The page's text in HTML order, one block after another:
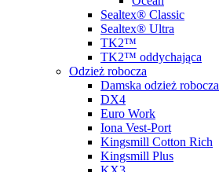
Sealtex® Classic
Sealtex® Ultra
TK2™
TK2™ oddychająca
Odzież robocza
Damska odzież robocza
DX4
Euro Work
Iona Vest-Port
Kingsmill Cotton Rich
Kingsmill Plus